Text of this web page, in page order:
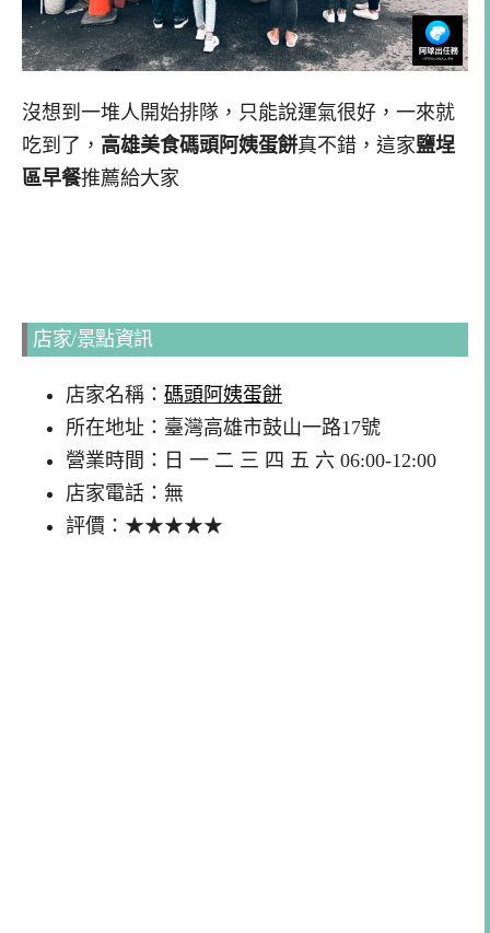
沒想到一堆人開始排隊，只能說運氣很好，一來就
吃到了， 高雄美食碼頭阿姨蛋餅真不錯，這家鹽埕
區早餐推薦給大家
店家/景點資訊
店家名稱： 碼頭阿姨蛋餅
所在地址：臺灣高雄市鼓山一路17號
營業時間：日 一 二 三 四 五 六 06:00-12:00
店家電話：無
評價：★★★★★